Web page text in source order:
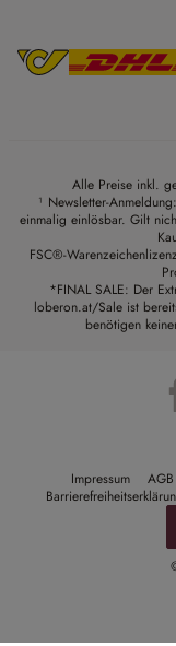
Alle Preise inkl.
¹ Newsletter-
einmalig einlösbar. Gilt
FSC®-
*FINAL SALE: Der
loberon.at/Sale ist
benötigen
Impressum AGB